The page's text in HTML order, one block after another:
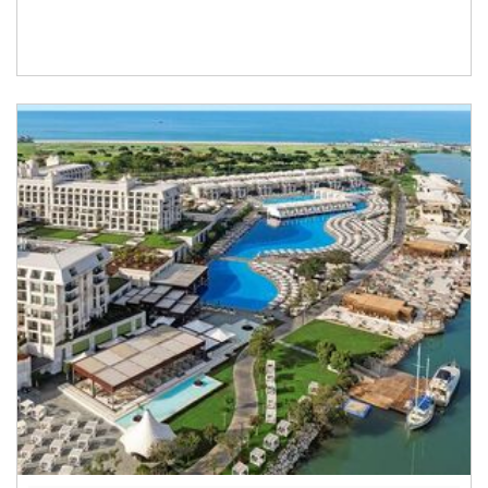
Dqs - Iso/Iec 27001:2013
Iqnet - Iso/Iec 27001:2013
2019
Quality Management Awards – Turkey’s Best Managed
Luxury Family Resort
Tripadvisor - Certificate Of Excellence Hall Of Fame
Otelpuan.com – Otelpuan Award
Recommended On Holidaycheck 5.8
2018
Quality Travel Alliance – Acknowledgment
Tripadvisor – Certificate Of Excellence
Jet2 – Quality Award Winner 2018
Booking.com – Guest Rewiev Award – 9, 4
Recommended On Holidaycheck 5.8
Quality Management – Turkey’s Best Managed Family
Resort
Sertifikalar